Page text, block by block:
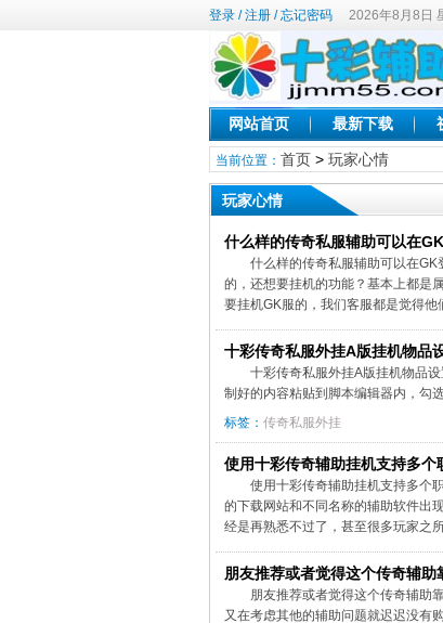
登录/注册/忘记密码 2026年8月8日
网站首页 最新下载
当前位置： 首页> 玩家心情
玩家心情
什么样的传奇私服辅助可以在
什么样的传奇私服辅助可以在
的，还想要挂机的功能？基本上都是
要挂机GK服的，我们客服都是觉得
十彩传奇私服外挂A版挂机物品
十彩传奇私服外挂A版挂机物品
制好的内容粘贴到脚本编辑器内，勾
标签： 传奇私服外挂
使用十彩传奇辅助挂机支持多个
使用十彩传奇辅助挂机支持多个
的下载网站和不同名称的辅助软件出
经是再熟悉不过了，甚至很多玩家之
朋友推荐或者觉得这个传奇辅助
朋友推荐或者觉得这个传奇辅助
又在考虑其他的辅助问题就迟迟没有